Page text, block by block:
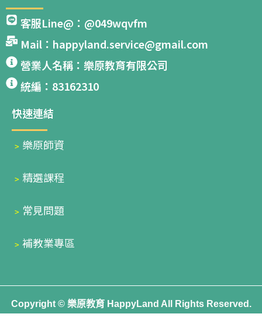
客服Line@：@049wqvfm
Mail：happyland.service@gmail.com
營業人名稱：樂原教育有限公司
統編：83162310
快速連結
﹥ 樂原師資
﹥ 精選課程
﹥ 常見問題
﹥ 補教業專區
Copyright © 樂原教育 HappyLand All Rights Reserved.